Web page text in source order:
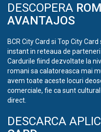
DESCOPERA
AVANTAJOS
BCR City Card si Top City
instant in reteaua de
Cardurile fiind dezvoltate la
romani sa calatoreasca mai
avem toate aceste locuri
comerciale, fie ca sunt
direct.
DESCARCA